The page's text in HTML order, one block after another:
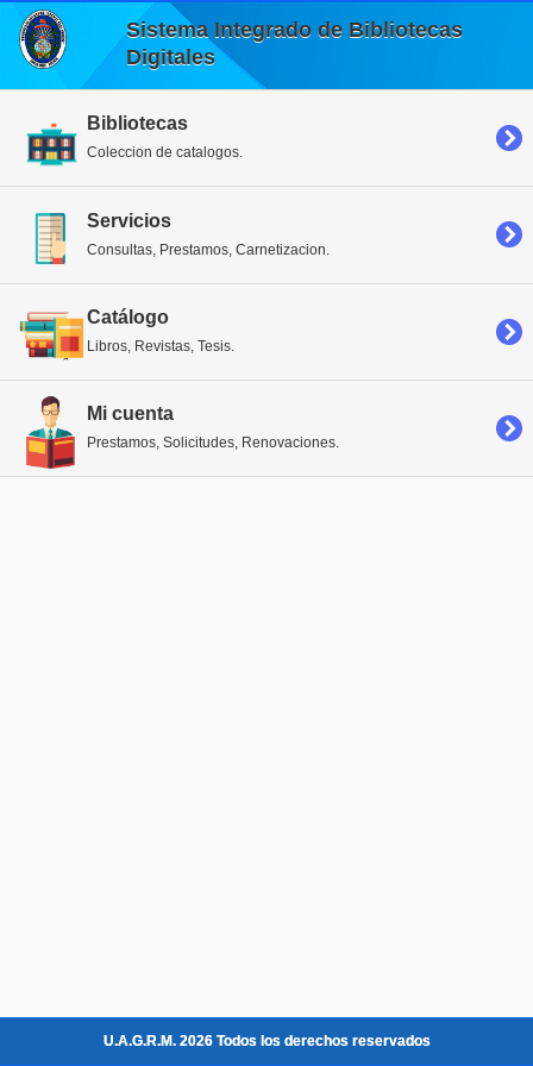
Sistema Integrado de Bibliotecas
Digitales
Bibliotecas
Coleccion de catalogos.
Servicios
Consultas, Prestamos, Carnetizacion.
Catálogo
Libros, Revistas, Tesis.
Mi cuenta
Prestamos, Solicitudes, Renovaciones.
U.A.G.R.M. 2026 Todos los derechos reservados